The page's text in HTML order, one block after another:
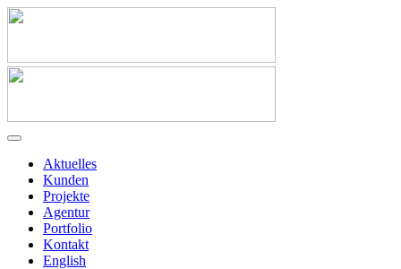
Aktuelles
Kunden
Projekte
Agentur
Portfolio
Kontakt
English